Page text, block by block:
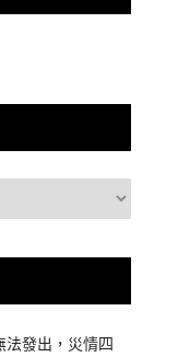
法發出，災情四